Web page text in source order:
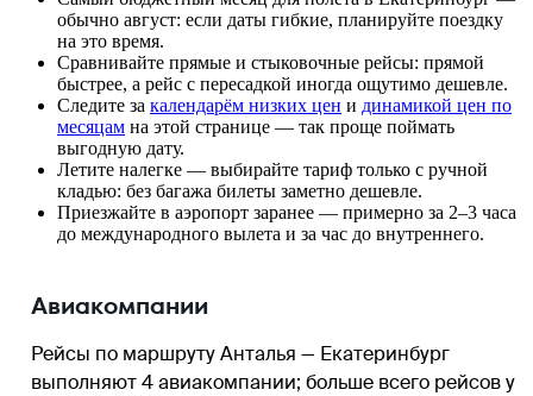
обычно август: если даты гибкие, планируйте поездку
на это время.
Сравнивайте прямые и стыковочные рейсы: прямой
быстрее, а рейс с пересадкой иногда ощутимо дешевле.
Следите за календарём низких цен и динамикой цен по
месяцам на этой странице — так проще поймать
выгодную дату.
Летите налегке — выбирайте тариф только с ручной
кладью: без багажа билеты заметно дешевле.
Приезжайте в аэропорт заранее — примерно за 2–3 часа
до международного вылета и за час до внутреннего.
Авиакомпании
Рейсы по маршруту Анталья — Екатеринбург
выполняют 4 авиакомпании; больше всего рейсов у